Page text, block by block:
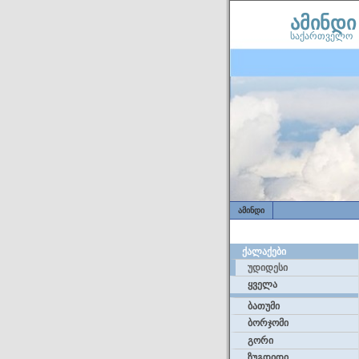
ამინდი
საქართველო
ᲐᲛᲘᲜᲓᲘ
ᲥᲐᲚᲐᲥᲔᲑᲘ
უდიდესი
ყველა
ბათუმი
ბორჯომი
გორი